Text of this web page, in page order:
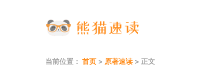
当前位置： 首页 > 原著速读 > 正文